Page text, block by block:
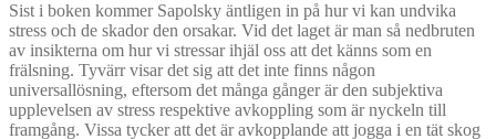
Sist i boken kommer Sapolsky äntligen in på hur vi kan undvika
stress och de skador den orsakar. Vid det laget är man så nedbruten
av insikterna om hur vi stressar ihjäl oss att det känns som en
frälsning. Tyvärr visar det sig att det inte finns någon
universallösning, eftersom det många gånger är den subjektiva
upplevelsen av stress respektive avkoppling som är nyckeln till
framgång. Vissa tycker att det är avkopplande att jogga i en tät skog